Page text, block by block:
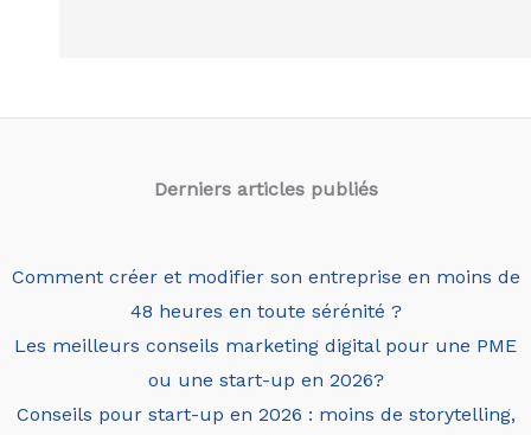
Derniers articles publiés
Comment créer et modifier son entreprise en moins de
48 heures en toute sérénité ?
Les meilleurs conseils marketing digital pour une PME
ou une start-up en 2026?
Conseils pour start-up en 2026 : moins de storytelling,